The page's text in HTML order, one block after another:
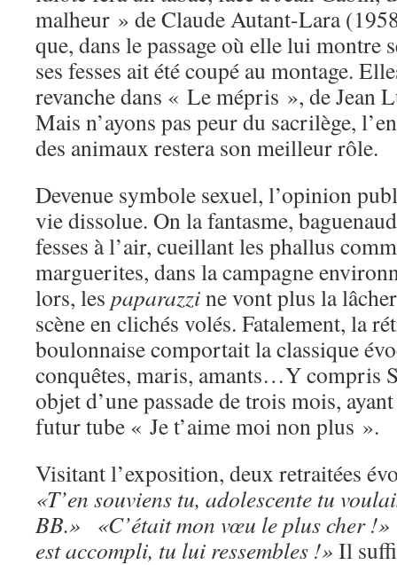
malheur » de Claude Autant-Lara
que, dans le passage où elle lui montre
ses fesses ait été coupé au montage.
revanche dans « Le mépris », de Jean
Mais n’ayons pas peur du sacrilège,
des animaux restera son meilleur rôle.
Devenue symbole sexuel, l’opinion
vie dissolue. On la fantasme,
fesses à l’air, cueillant les phallus
marguerites, dans la campagne
lors, les paparazzine vont plus la
scène en clichés volés. Fatalement, la
boulonnaise comportait la classique
conquêtes, maris, amants…Y compris
objet d’une passade de trois mois,
futur tube « Je t’aime moi non plus ».
Visitant l’exposition, deux retraitées
«T’en souviens tu, adolescente tu
BB.»
«C’était mon vœu le plus cher !»
est accompli, tu lui ressembles !» Il